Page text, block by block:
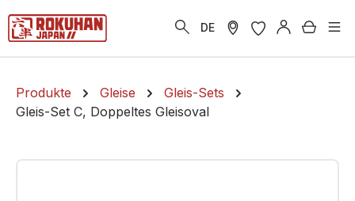
springen DE
Produkte Gleise
Gleis-Sets
Gleis-Set C, Doppeltes Gleisoval
Bildergalerie überspringen